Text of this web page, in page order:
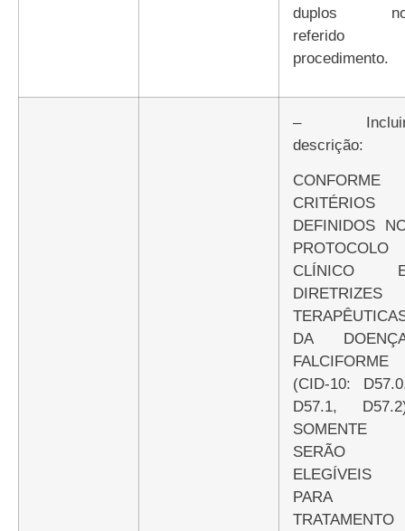
duplos
referido
procedimento.
– Incluir
descrição:
CONFORME
CRITÉRIOS
DEFINIDOS
PROTOCOLO
CLÍNICO
DIRETRIZES
DA
FALCIFORME
(CID-10:
D57.1,
SOMENTE
SERÃO
ELEGÍVEIS
PARA
TRATAMENTO